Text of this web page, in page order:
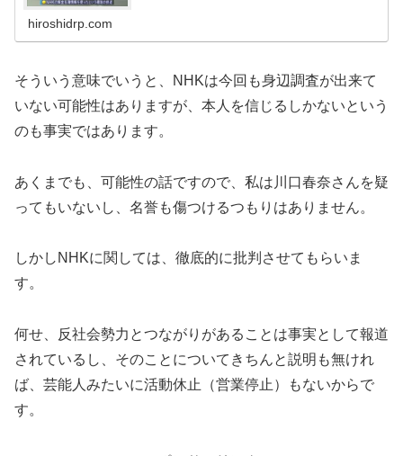
hiroshidrp.com
そういう意味でいうと、NHKは今回も身辺調査が出来て
いない可能性はありますが、本人を信じるしかないという
のも事実ではあります。
あくまでも、可能性の話ですので、私は川口春奈さんを疑
ってもいないし、名誉も傷つけるつもりはありません。
しかしNHKに関しては、徹底的に批判させてもらいま
す。
何せ、反社会勢力とつながりがあることは事実として報道
されているし、そのことについてきちんと説明も無けれ
ば、芸能人みたいに活動休止（営業停止）もないからで
す。